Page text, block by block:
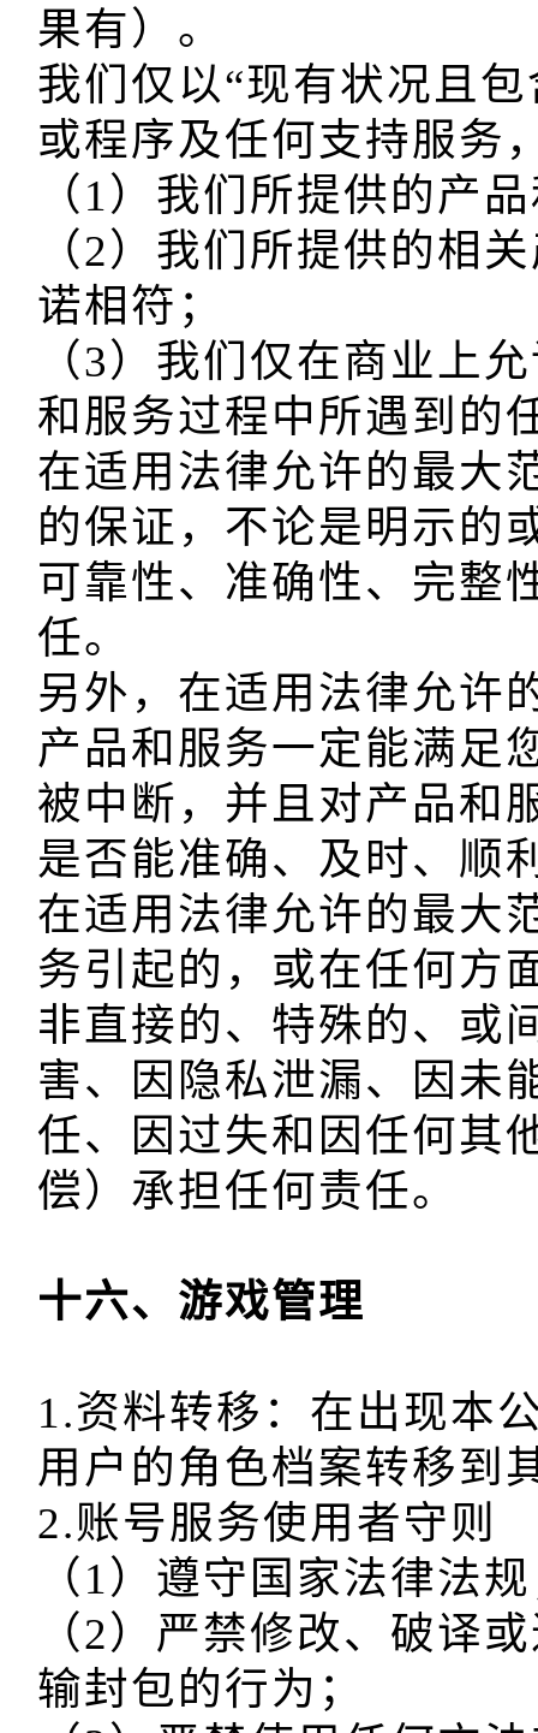
果有）。
我们仅以“现有状况且
或程序及任何支持服务
（1）我们所提供的产
（2）我们所提供的相
诺相符；
（3）我们仅在商业上
和服务过程中所遇到的
在适用法律允许的最大
的保证，不论是明示的
可靠性、准确性、完整
任。
另外，在适用法律允许
产品和服务一定能满足
被中断，并且对产品和
是否能准确、及时、顺
在适用法律允许的最大
务引起的，或在任何方
非直接的、特殊的、或
害、因隐私泄漏、因未
任、因过失和因任何其
1.资料转移：在出现本
用户的角色档案转移到
2.账号服务使用者守则
（1）遵守国家法律法
（2）严禁修改、破译
输封包的行为；